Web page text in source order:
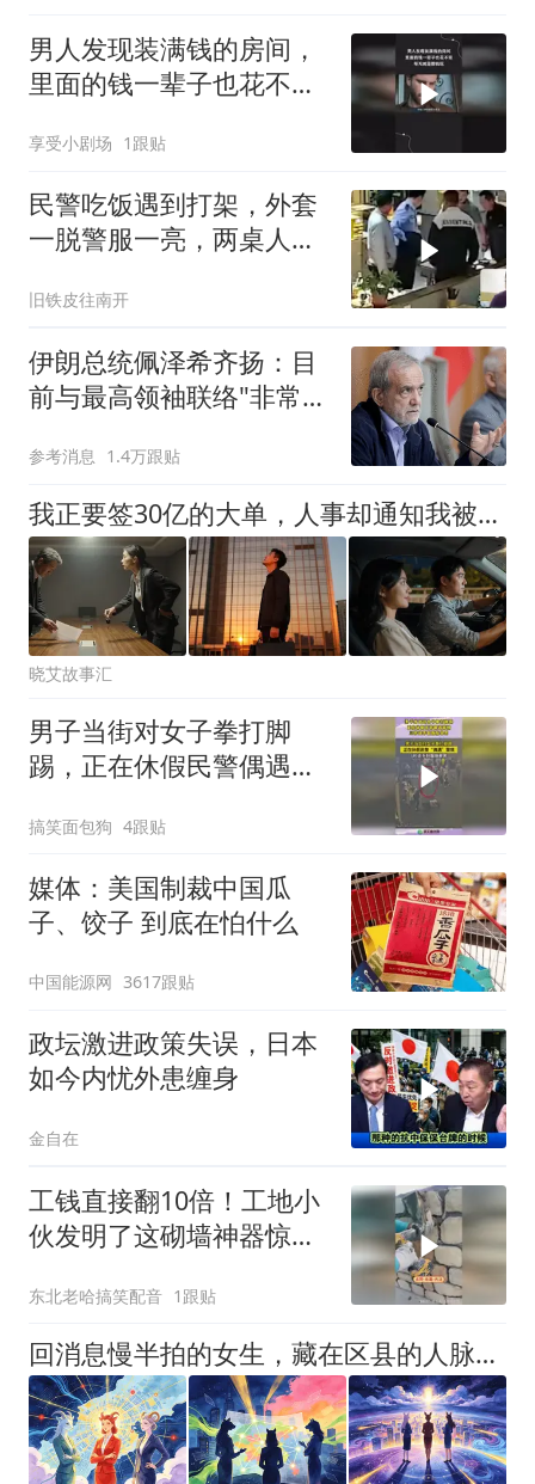
男人发现装满钱的房间，
里面的钱一辈子也花不
享受小剧场 1跟贴
民警吃饭遇到打架，外套
一脱警服一亮，两桌人瞬
旧铁皮往南开
伊朗总统佩泽希齐扬：目
前与最高领袖联络"非常困
参考消息 1.4万跟贴
我正要签30亿的大单，人事却通知我被裁了，我转身对甲方说不签了，没想到台下的女总裁当场站了起来，脸色都变了
晓艾故事汇
男子当街对女子拳打脚
踢，正在休假民警偶遇警
男！
搞笑面包狗 4跟贴
媒体：美国制裁中国瓜
子、饺子 到底在怕什么
中国能源网 3617跟贴
政坛激进政策失误，日本
如今内忧外患缠身
金自在
工钱直接翻10倍！工地小
伙发明了这砌墙神器惊呆
东北老哈搞笑配音 1跟贴
回消息慢半拍的女生，藏在区县的人脉多！3生肖女被甲方追着要